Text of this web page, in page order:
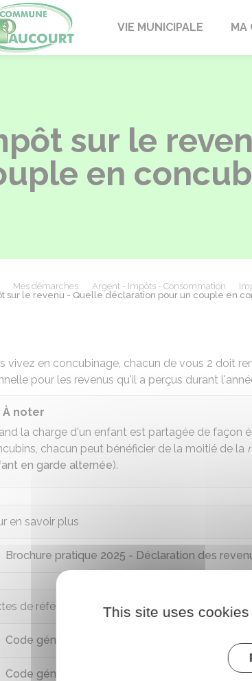
PaucourtVIE MUNICIPALE MA
sur le
en
Mes démarches Argent - Impôts - Consommation
sur le revenu - Quelle déclaration pour un couple en
vivez en concubinage, chacun de vous 2 doit
pour les revenus qu'il a perçus durant
À noter
la charge d'un enfant est partagée de façon
chacun peut bénéficier de la moitié de la
en garde alternée).
en savoir plus
Brochure pratique 2025 - Déclaration des
de référence
Code général des impôts : articles 170 à 175 A
Code général des impôts, annexe 3 : articles 42
This site uses